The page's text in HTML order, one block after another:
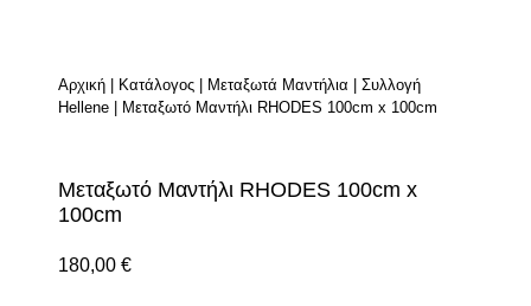
Αρχική | Κατάλογος | Μεταξωτά Μαντήλια | Συλλογή
Hellene | Μεταξωτό Μαντήλι RHODES 100cm x 100cm
Μεταξωτό Μαντήλι RHODES 100cm x
100cm
180,00 €